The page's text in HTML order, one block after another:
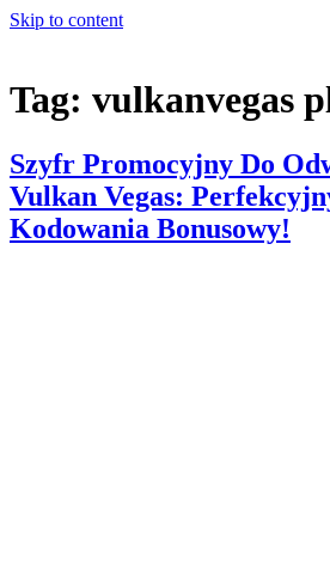
Skip to content
Tag: vulkanvegas
Szyfr Promocyjny Do
Vulkan Vegas:
Kodowania Bonusowy!